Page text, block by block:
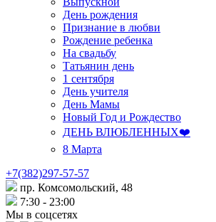
День рождения
Признание в любви
Рождение ребенка
На свадьбу
Татьянин день
1 сентября
День учителя
День Мамы
Новый Год и Рождество
ДЕНЬ ВЛЮБЛЕННЫХ❤️
8 Марта
+7(382)297-57-57
пр. Комсомольский, 48
7:30 - 23:00
Мы в соцсетях